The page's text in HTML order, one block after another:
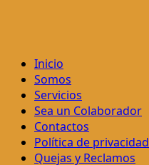
Inicio
Somos
Servicios
Sea un Colaborador
Contactos
Política de privacidad
Quejas y Reclamos